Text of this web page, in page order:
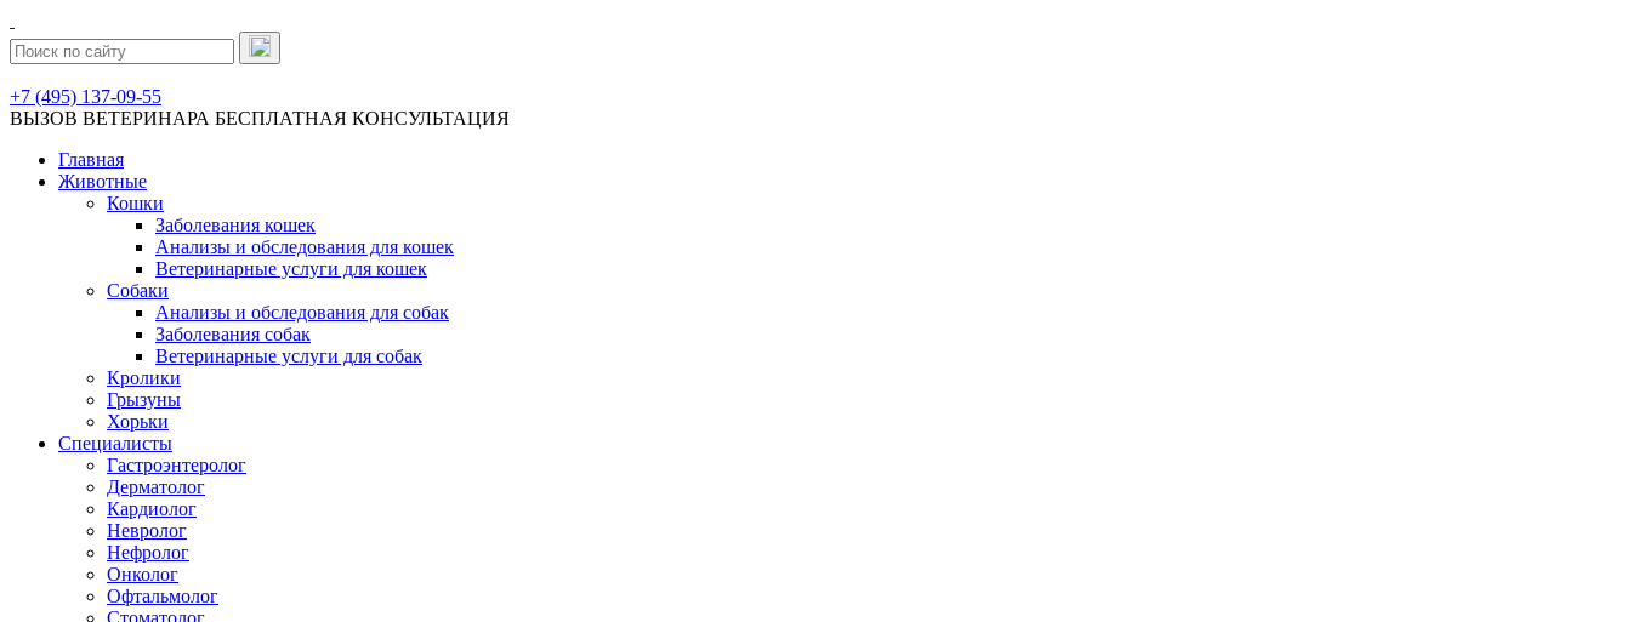
+7 (495) 137-09-55
ВЫЗОВ ВЕТЕРИНАРА БЕСПЛАТНАЯ КОНСУЛЬТАЦИЯ
Главная
Животные
Кошки
Заболевания кошек
Анализы и обследования для кошек
Ветеринарные услуги для кошек
Собаки
Анализы и обследования для собак
Заболевания собак
Ветеринарные услуги для собак
Кролики
Грызуны
Хорьки
Специалисты
Гастроэнтеролог
Дерматолог
Кардиолог
Невролог
Нефролог
Онколог
Офтальмолог
Стоматолог